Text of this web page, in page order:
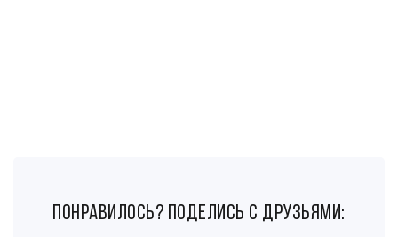
понравилось? поделись с друзьями: